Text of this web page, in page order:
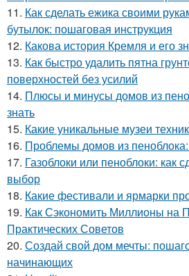
11. Как сделать ежика своими
бутылок: пошаговая инструкция
12. Какова история Кремля и его
13. Как быстро удалить пятна
поверхностей без усилий
14. Плюсы и минусы домов из
знать
15. Какие уникальные музеи
16. Проблемы домов из
17. Газоблоки или пеноблоки: как
выбор
18. Какие фестивали и ярмарки
19. Как Сэкономить Миллионы на
Практических Советов
20. Создай свой дом мечты:
начинающих